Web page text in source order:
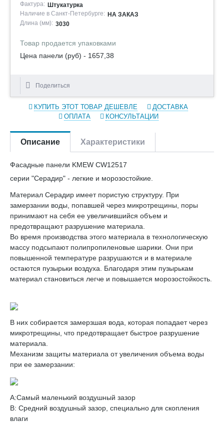
Фактура: Штукатурка
Наличие в Санкт-Петербурге: НА ЗАКАЗ
Длина (мм): 3030
Товар продается упаковками
Цена панели (руб) - 1657,38
Поделиться
КУПИТЬ ЭТОТ ТОВАР ДЕШЕВЛЕ
ДОСТАВКА
ОПЛАТА
КОНСУЛЬТАЦИИ
Описание Характеристики
Фасадные панели KMEW CW12517
серии "Серадир" - легкие и морозостойкие.
Материал Серадир имеет пористую структуру. При
замерзании воды, попавшей через микротрещины, поры
принимают на себя ее увеличившийся объем и
предотвращают разрушение материала.
Во время производства этого материала в технологическую
массу подсыпают полипропиленовые шарики. Они при
повышенной температуре разрушаются и в материале
остаются пузырьки воздуха. Благодаря этим пузырькам
материал становиться легче и повышается морозостойкость.
В них собирается замерзшая вода, которая попадает через
микротрещины, что предотвращает быстрое разрушение
материала.
Механизм защиты материала от увеличения объема воды
при ее замерзании:
A:Самый маленький воздушный зазор
B: Средний воздушный зазор, специально для скопления
влаги